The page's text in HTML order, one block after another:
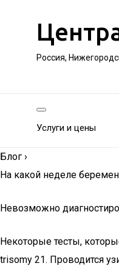
Россия,
Услуги и цены
Блог ›
На какой неделе
Невозможно
Некоторые тесты,
trisomy 21. Проводится